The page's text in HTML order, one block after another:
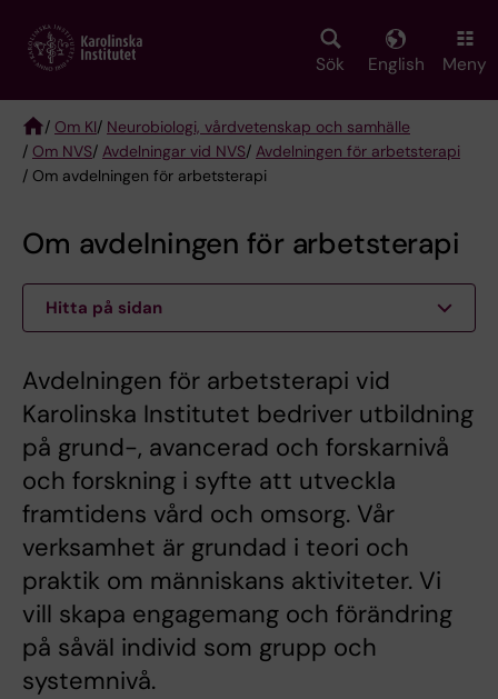
main
Sök English Meny
Breadcrumb
/ Om KI/ Neurobiologi, vårdvetenskap och samhälle
/ Om NVS/ Avdelningar vid NVS/ Avdelningen för arbetsterapi
/ Om avdelningen för arbetsterapi
Om avdelningen för arbetsterapi
Hitta på sidan
Avdelningen för arbetsterapi vid
Karolinska Institutet bedriver utbildning
på grund-, avancerad och forskarnivå
och forskning i syfte att utveckla
framtidens vård och omsorg. Vår
verksamhet är grundad i teori och
praktik om människans aktiviteter. Vi
vill skapa engagemang och förändring
på såväl individ som grupp och
systemnivå.